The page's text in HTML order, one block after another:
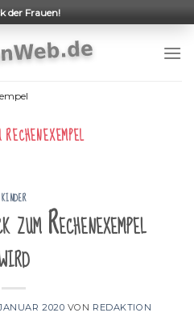
der Frauen!
RECHENEXEMPEL
KINDER
Rechenexempel
2020 VON REDAKTION